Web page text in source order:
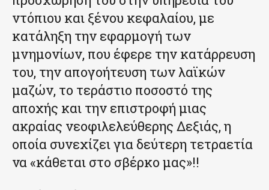
ντόπιου και ξένου κεφαλαίου, με
κατάληξη την εφαρμογή των
μνημονίων, που έφερε την κατάρρευση
του, την απογοήτευση των λαϊκών
μαζών, το τεράστιο ποσοστό της
αποχής και την επιστροφή μιας
ακραίας νεοφιλελεύθερης Δεξιάς, η
οποία συνεχίζει για δεύτερη τετραετία
να «κάθεται στο σβέρκο μας»!!